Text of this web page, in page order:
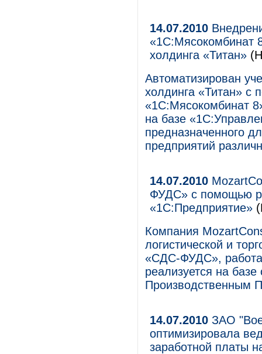
14.07.2010
«1С:Мясокомбинат
холдинга «Титан»
Автоматизирован
холдинга «Титан» с
«1С:Мясокомбинат
на базе
предназначенного
предприятий
14.07.2010
ФУДС» с помощью
«1С:Предприятие»
Компания
логистической и
«СДС-ФУДС»,
реализуется на
Производственным
14.07.2010 ЗАО
оптимизировала
заработной платы